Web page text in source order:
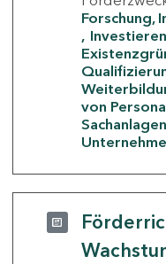
Forschung,
von